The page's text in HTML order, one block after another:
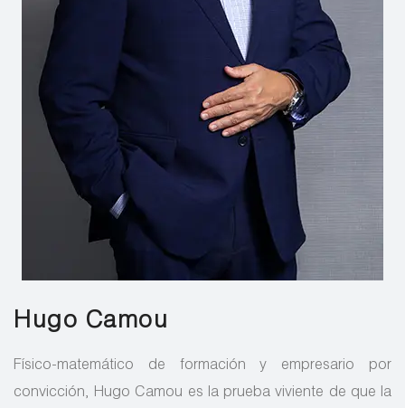
Hugo Camou
Físico-matemático de formación y empresario por
convicción, Hugo Camou es la prueba viviente de que la